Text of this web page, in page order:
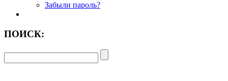
Забыли пароль?
ПОИСК: